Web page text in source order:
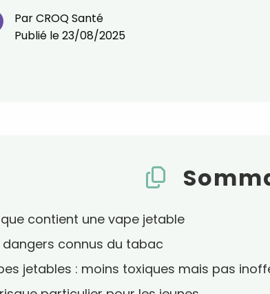
ParCROQ Santé
Publié le23/08/2025
contient une vape jetable
dangers connus du tabac
jetables : moins toxiques mais pas